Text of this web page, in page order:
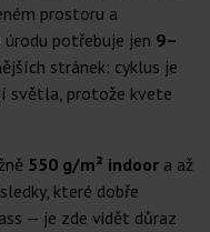
prostoru a
potřebuje jen 9–
stránek: cyklus je
světla, protože kvete
550 g/m² indoor a až
které dobře
— je zde vidět důraz